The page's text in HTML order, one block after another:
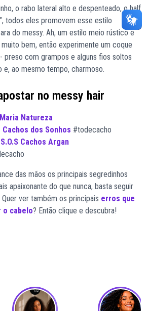
o rabo lateral alto e despenteado, o half
todos eles promovem esse estilo
do messy. Ah, um estilo meio rústico e
bem, então experimente um coque
preso com grampos e alguns fios soltos
e, ao mesmo tempo, charmoso.
no messy hair
Natureza
dos Sonhos #todecacho
Cachos Argan
das mãos os principais segredinhos
apaixonante do que nunca, basta seguir
ver também os principais erros que
o cabelo? Então clique e descubra!